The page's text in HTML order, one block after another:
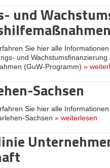
und
Sie hier alle
und Wachstumsfinanzierung
(GuW-Programm) »
Sachsen
Sie hier alle
Sachsen » weiterlesen